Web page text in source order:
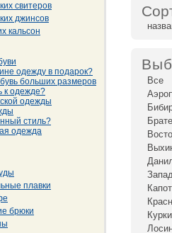
свитеров
джинсов
кальсон
одежду в подарок?
больших размеров
к одежде?
одежды
стиль?
одежда
плавки
брюки
Все